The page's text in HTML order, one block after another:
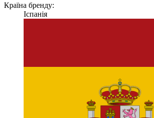
Країна бренду:
Іспанія